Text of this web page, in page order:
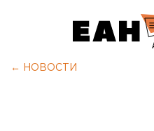
← НОВОСТИ